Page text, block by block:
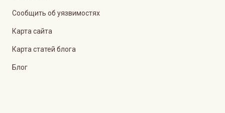
Сообщить об уязвимостях
Карта сайта
Карта статей блога
Блог